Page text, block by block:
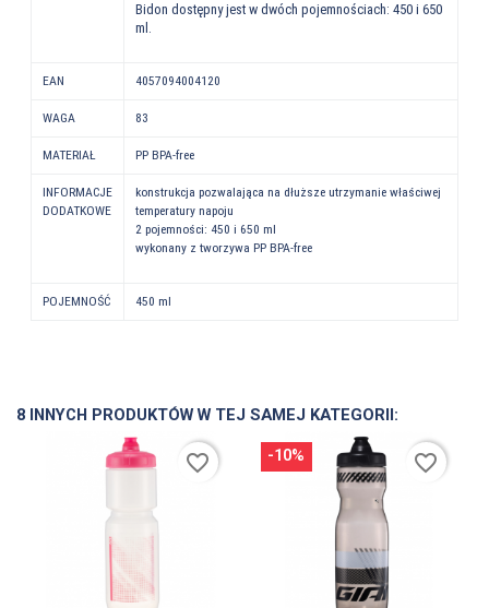
Bidon dostępny jest w dwóch pojemnościach: 450 i 650
ml.
EAN 4057094004120
WAGA 83
MATERIAŁ PP BPA-free
INFORMACJE
DODATKOWE
konstrukcja pozwalająca na dłuższe utrzymanie właściwej
temperatury napoju
2 pojemności: 450 i 650 ml
wykonany z tworzywa PP BPA-free
POJEMNOŚĆ 450 ml
8 INNYCH PRODUKTÓW W TEJ SAMEJ KATEGORII:
favorite_border -10% favorite_border